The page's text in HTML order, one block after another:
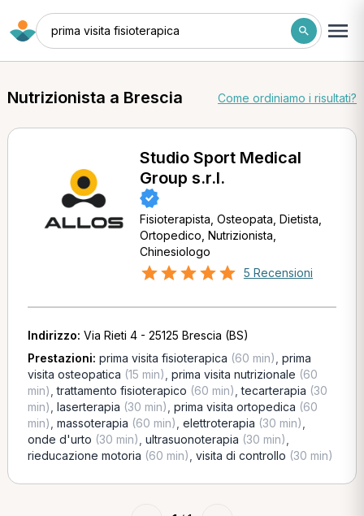
prima visita fisioterapica
Nutrizionista a Brescia Come ordiniamo i risultati?
Studio Sport Medical
Group s.r.l.
Fisioterapista, Osteopata, Dietista,
Ortopedico, Nutrizionista,
Chinesiologo
5 Recensioni
Indirizzo: Via Rieti 4 - 25125 Brescia (BS)
Prestazioni: prima visita fisioterapica (60 min) prima
visita osteopatica (15 min) prima visita nutrizionale (60
min) ,trattamento fisioterapico (60 min) ,tecarterapia (30
min) laserterapia (30 min) prima visita ortopedica (60
min) massoterapia (60 min) elettroterapia (30 min)
onde d'urto (30 min) ultrasuonoterapia (30 min)
rieducazione motoria (60 min) visita di controllo (30 min)